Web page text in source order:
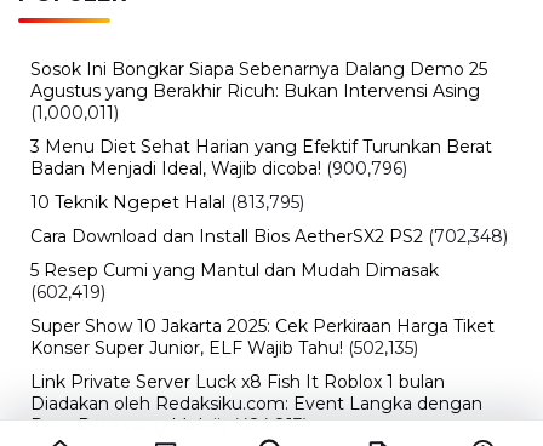
Sosok Ini Bongkar Siapa Sebenarnya Dalang Demo 25
Agustus yang Berakhir Ricuh: Bukan Intervensi Asing
(1,000,011)
3 Menu Diet Sehat Harian yang Efektif Turunkan Berat
Badan Menjadi Ideal, Wajib dicoba! (900,796)
10 Teknik Ngepet Halal (813,795)
Cara Download dan Install Bios AetherSX2 PS2 (702,348)
5 Resep Cumi yang Mantul dan Mudah Dimasak
(602,419)
Super Show 10 Jakarta 2025: Cek Perkiraan Harga Tiket
Konser Super Junior, ELF Wajib Tahu! (502,135)
Link Private Server Luck x8 Fish It Roblox 1 bulan
Diadakan oleh Redaksiku.com: Event Langka dengan
Drop Rate yang Melejit (424,813)